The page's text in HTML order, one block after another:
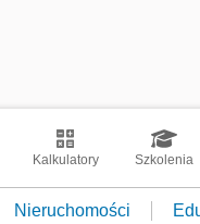
Kalkulatory Szkolenia
Nieruchomości